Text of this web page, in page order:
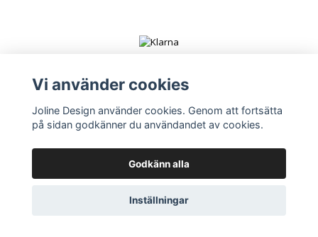
Powered by Quickbutik
Vi använder cookies
Joline Design använder cookies. Genom att fortsätta
på sidan godkänner du användandet av cookies.
Godkänn alla
Inställningar